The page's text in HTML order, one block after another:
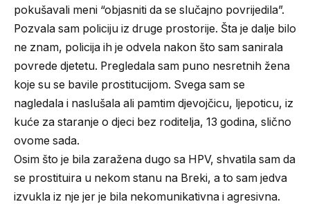
pokušavali meni “objasniti da se slučajno povrijedila”.
Pozvala sam policiju iz druge prostorije. Šta je dalje bilo
ne znam, policija ih je odvela nakon što sam sanirala
povrede djetetu. Pregledala sam puno nesretnih žena
koje su se bavile prostitucijom. Svega sam se
nagledala i naslušala ali pamtim djevojčicu, ljepoticu, iz
kuće za staranje o djeci bez roditelja, 13 godina, slično
ovome sada.
Osim što je bila zaražena dugo sa HPV, shvatila sam da
se prostituira u nekom stanu na Breki, a to sam jedva
izvukla iz nje jer je bila nekomunikativna i agresivna.